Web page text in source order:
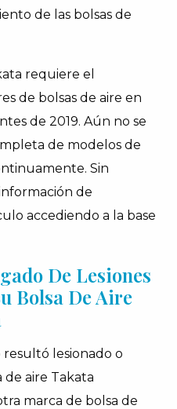
de las bolsas de
requiere el
de bolsas de aire en
de 2019. Aún no se
de modelos de
Sin
de
accediendo a la base
De Lesiones
Bolsa De Aire
lesionado o
aire Takata
marca de bolsa de